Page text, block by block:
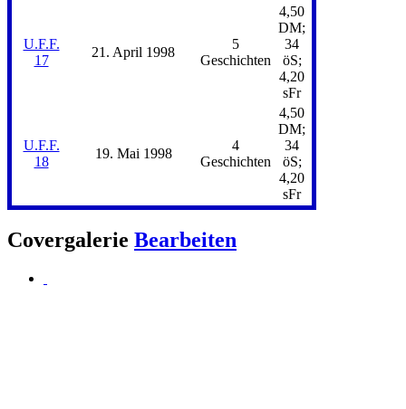
U.F.F.
17
21. April 1998
5
Geschichten
4,50
DM;
34
öS;
4,20
sFr
U.F.F.
18
19. Mai 1998
4
Geschichten
4,50
DM;
34
öS;
4,20
sFr
Covergalerie Bearbeiten